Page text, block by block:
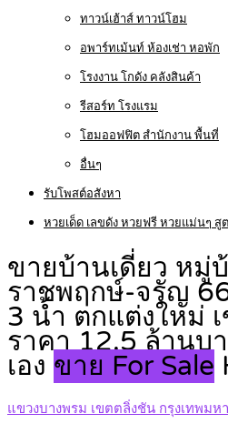
ทาวน์เฮ้าส์ ทาวน์โฮม
อพาร์ทเม้นท์ ห้องเช่า หอพัก
โรงงาน โกดัง คลังสินค้า
รีสอร์ท โรงแรม
โฮมออฟฟิต สำนักงาน พื้นที่
อื่นๆ
รับโพสต์อสังหา
หวยเด็ด เลขดัง หวยฟรี หวยแม่นๆ สู
ขายบ้านเดี่ยว หมู่
ราชพฤกษ์-จรัญ
3 น้ำ ตกแต่งใหม่
ราคา 12.5 ล้านบ
เอง ขาย For Sale
แขวงบางพรม เขตตลิ่งชัน กรุงเทพมห